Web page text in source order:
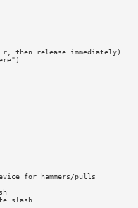
then release immediately)
for hammers/pulls
slash